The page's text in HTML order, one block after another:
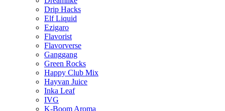
Drip Hacks
Elf Liquid
Ezigaro
Flavorist
Flavorverse
Ganggang
Green Rocks
Happy Club Mix
Hayvan Juice
Inka Leaf
IVG
K-Boom Aroma